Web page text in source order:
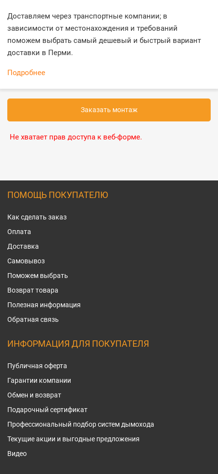
Доставляем через транспортные компании; в
зависимости от местонахождения и требований
поможем выбрать самый дешевый и быстрый вариант
доставки в Перми.
Подробнее
Заказать монтаж
Не хватает прав доступа к веб-форме.
ПОМОЩЬ ПОКУПАТЕЛЮ
Как сделать заказ
Оплата
Доставка
Самовывоз
Поможем выбрать
Возврат товара
Полезная информация
Обратная связь
ИНФОРМАЦИЯ ДЛЯ ПОКУПАТЕЛЯ
Публичная оферта
Гарантии компании
Обмен и возврат
Подарочный сертификат
Профессиональный подбор систем дымохода
Текущие акции и выгодные предложения
Видео